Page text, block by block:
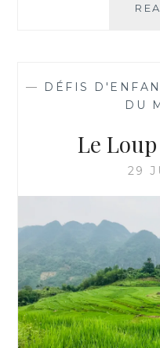
— DÉFIS
DU
Le
29